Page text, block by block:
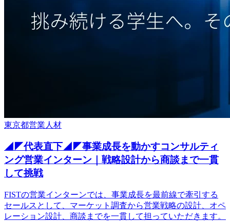
東京都営業 人材
◢◤代表直下◢◤事業成長を動かすコンサルティ
ング営業インターン｜戦略設計から商談まで一貫
して挑戦
FISTの営業インターンでは、事業成長を最前線で牽引する
セールスとして、マーケット調査から営業戦略の設計、オペ
レーション設計、商談までを一貫して担っていただきます。